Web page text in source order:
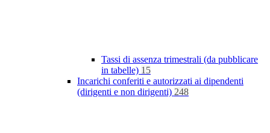
Tassi di assenza trimestrali (da pubblicare
in tabelle) 15
Incarichi conferiti e autorizzati ai dipendenti
(dirigenti e non dirigenti) 248